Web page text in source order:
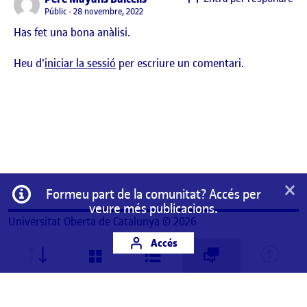
Visibilitat:
Públic 28 novembre, 2022
Has fet una bona anàlisi.
Heu d'iniciar la sessió per escriure un comentari.
Informació
Formeu part de la comunitat? Accés per
veure més publicacions.
Accés
×
Universitat Oberta de Catalunya © 2026